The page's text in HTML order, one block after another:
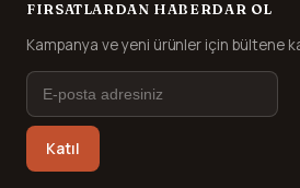
FIRSATLARDAN HABERDAR OL
Kampanya ve yeni ürünler için bültene
Katıl